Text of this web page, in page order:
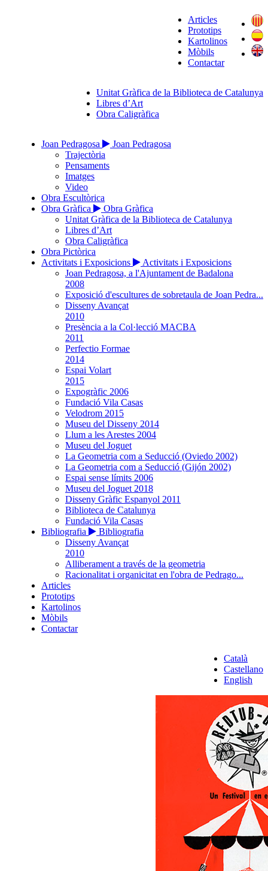
Articles
Prototips
Kartolinos
Mòbils
Contactar
Unitat Gràfica de la Biblioteca de Catalunya
Libres d’Art
Obra Caligràfica
Joan Pedragosa
Joan Pedragosa
Trajectòria
Pensaments
Imatges
Video
Obra Escultòrica
Obra Gràfica
Obra Gràfica
Unitat Gràfica de la Biblioteca de Catalunya
Libres d’Art
Obra Caligràfica
Obra Pictòrica
Activitats i Exposicions
Activitats i Exposicions
Joan Pedragosa, a l'Ajuntament de Badalona
2008
Exposició d'escultures de sobretaula de Joan Pedra...
Disseny Avançat
2010
Presència a la Col·lecció MACBA
2011
Perfectio Formae
2014
Espai Volart
2015
Expogràfic 2006
Fundació Vila Casas
Velodrom 2015
Museu del Disseny 2014
Llum a les Arestes 2004
Museu del Joguet
La Geometria com a Seducció (Oviedo 2002)
La Geometria com a Seducció (Gijón 2002)
Espai sense límits 2006
Museu del Joguet 2018
Disseny Gràfic Espanyol 2011
Biblioteca de Catalunya
Fundació Vila Casas
Bibliografia
Bibliografia
Disseny Avançat
2010
Alliberament a través de la geometria
Racionalitat i organicitat en l'obra de Pedrago...
Articles
Prototips
Kartolinos
Mòbils
Contactar
Català
Castellano
English